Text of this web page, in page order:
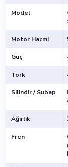
Model
Motor Hacmi
Güç
Tork
Silindir / Subap
Ağırlık
Fren